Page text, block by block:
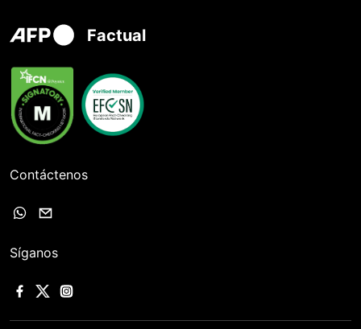
Factual
Contáctenos
Síganos